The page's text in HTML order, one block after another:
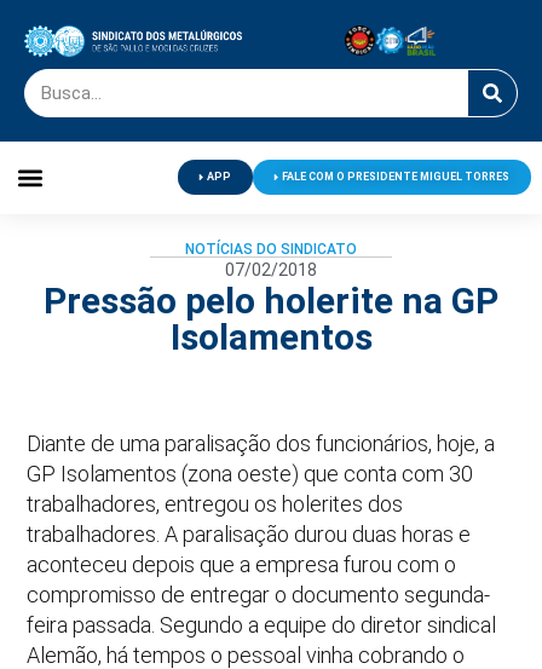
APP FALE COM O PRESIDENTE MIGUEL TORRES
NOTÍCIAS DO SINDICATO
07/02/2018
Pressão pelo holerite na GP
Isolamentos
Diante de uma paralisação dos funcionários, hoje, a
GP Isolamentos (zona oeste) que conta com 30
trabalhadores, entregou os holerites dos
trabalhadores. A paralisação durou duas horas e
aconteceu depois que a empresa furou com o
compromisso de entregar o documento segunda-
feira passada. Segundo a equipe do diretor sindical
Alemão, há tempos o pessoal vinha cobrando o